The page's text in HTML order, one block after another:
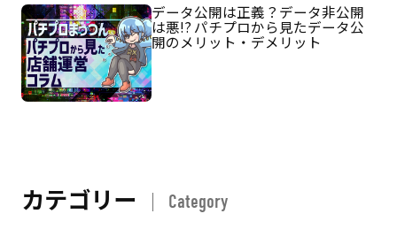
データ公開は正義？データ非公開
は悪!? パチプロから見たデータ公
開のメリット・デメリット
カテゴリー Category